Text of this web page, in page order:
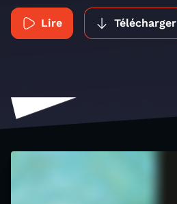
Lire Télécharger